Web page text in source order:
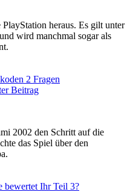
heraus. Es gilt unter
wird manchmal sogar als
2 Fragen
Beitrag
2002 den Schritt auf die
das Spiel über den
bewertet Ihr Teil 3?